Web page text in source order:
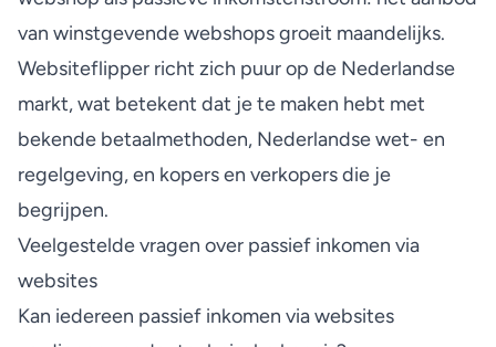
van winstgevende webshopsgroeit maandelijks.
Websiteflipper richt zich puur op de Nederlandse
markt, wat betekent dat je te maken hebt met
bekende betaalmethoden, Nederlandse wet- en
regelgeving, en kopers en verkopers die je
begrijpen.
Veelgestelde vragen over passief inkomen via
websites
Kan iedereen passief inkomen via websites